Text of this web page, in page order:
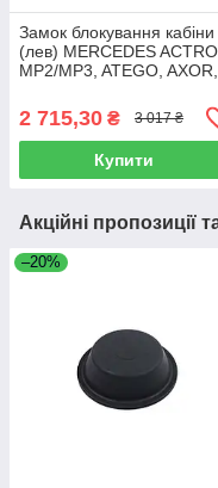
Замок блокування кабіни
(лев) MERCEDES
MP2/MP3, ATEGO, AXOR,
2 715,30 ₴ 3 017 ₴
Купити
Акційні пропозиції
–20%